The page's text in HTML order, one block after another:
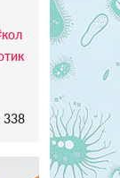
338